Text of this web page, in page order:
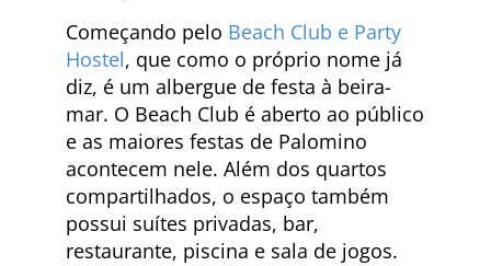
Começando pelo Beach Club e Party
Hostel, que como o próprio nome já
diz, é um albergue de festa à beira-
mar. O Beach Club é aberto ao público
e as maiores festas de Palomino
acontecem nele. Além dos quartos
compartilhados, o espaço também
possui suítes privadas, bar,
restaurante, piscina e sala de jogos.